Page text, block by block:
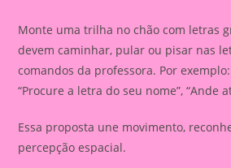
Monte uma trilha no chão com letras
devem caminhar, pular ou pisar nas
comandos da professora. Por exemplo:
“Procure a letra do seu nome”, “Ande
Essa proposta une movimento,
percepção espacial.